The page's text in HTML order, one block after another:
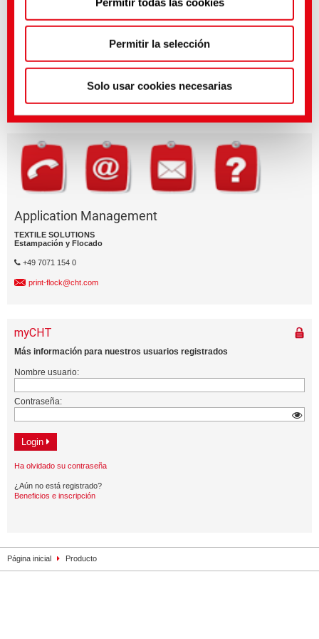
política de privacidad.(Impresión)
Permitir la selección
Solo usar cookies necesarias
¿Tienes preguntas sobre las caracterí­sticas o la aplicación del
Enví­e un email al segment de negocio relevante.
División empresarial
Application Management
TEXTILE SOLUTIONS
Estampación y Flocado
+49 7071 154 0
print-flock@cht.com
Página inicial Producto